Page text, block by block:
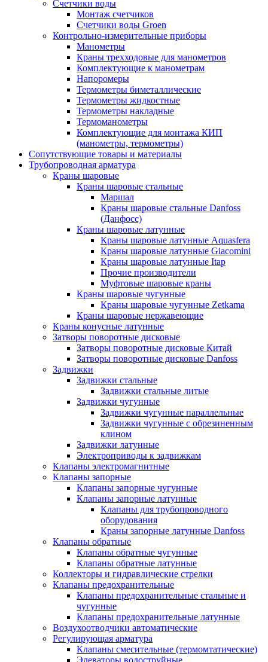
Счетчики воды
Монтаж счетчиков
Счетчики воды Groen
Контрольно-измерительные приборы
Манометры
Краны трехходовые для манометров
Комплектующие к манометрам
Напоромеры
Термометры биметаллические
Термометры жидкостные
Термометры накладные
Термоманометры
Комплектующие для монтажа КИП
(манометры, термометры)
Сопутствующие товары и материалы
Трубопроводная арматура
Краны шаровые
Краны шаровые стальные
Маршал
Краны шаровые стальные Danfoss
(Данфосс)
Краны шаровые латунные
Краны шаровые латунные Aquasfera
Краны шаровые латунные Giacomini
Краны шаровые латунные Itap
Прочие производители
Муфтовые шаровые краны
Краны шаровые чугунные
Краны шаровые чугунные Zetkama
Краны шаровые нержавеющие
Краны конусные латунные
Затворы поворотные дисковые
Затворы поворотные дисковые Китай
Затворы поворотные дисковые Danfoss
Задвижки
Задвижки стальные
Задвижки стальные литые
Задвижки чугунные
Задвижки чугунные параллельные
Задвижки чугунные с обрезиненным
клином
Задвижки латунные
Электроприводы к задвижкам
Клапаны электромагнитные
Клапаны запорные
Клапаны запорные чугунные
Клапаны запорные латунные
Клапаны для трубопроводного
оборудования
Краны запорные латунные Danfoss
Клапаны обратные
Клапаны обратные чугунные
Клапаны обратные латунные
Коллекторы и гидравлические стрелки
Клапаны предохранительные
Клапаны предохранительные стальные и
чугунные
Клапаны предохранительные латунные
Воздухоотводчики автоматические
Регулирующая арматура
Клапаны смесительные (термомтатические)
Элеваторы водоструйные